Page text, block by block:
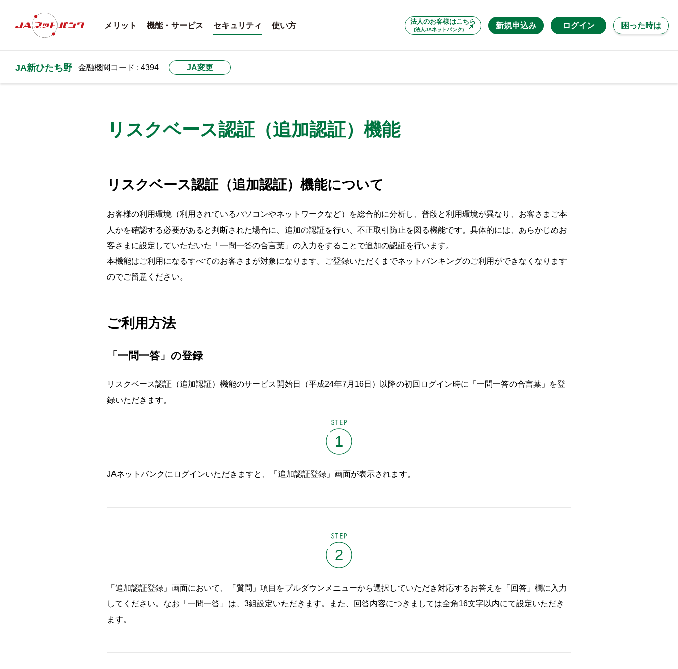
法人のお客様はこちら
(法人JAネットバンク) 新規申込み
メリット 機能・サービス セキュリティ 使い方 ログイン 困った時は
JA新ひたち野 金融機関コード : 4394 JA変更
リスクベース認証（追加認証）機能
リスクベース認証（追加認証）機能について
お客様の利用環境（利用されているパソコンやネットワークなど）を総合的に分析し、普段と利用環境が異なり、お客さまご本
人かを確認する必要があると判断された場合に、追加の認証を行い、不正取引防止を図る機能です。具体的には、あらかじめお
客さまに設定していただいた「一問一答の合言葉」の入力をすることで追加の認証を行います。
本機能はご利用になるすべてのお客さまが対象になります。ご登録いただくまでネットバンキングのご利用ができなくなります
のでご留意ください。
ご利用方法
「一問一答」の登録
リスクベース認証（追加認証）機能のサービス開始日（平成24年7月16日）以降の初回ログイン時に「一問一答の合言葉」を登
録いただきます。
1
JAネットバンクにログインいただきますと、「追加認証登録」画面が表示されます。
2
「追加認証登録」画面において、「質問」項目をプルダウンメニューから選択していただき対応するお答えを「回答」欄に入力
してください。なお「一問一答」は、3組設定いただきます。また、回答内容につきましては全角16文字以内にて設定いただき
ます。